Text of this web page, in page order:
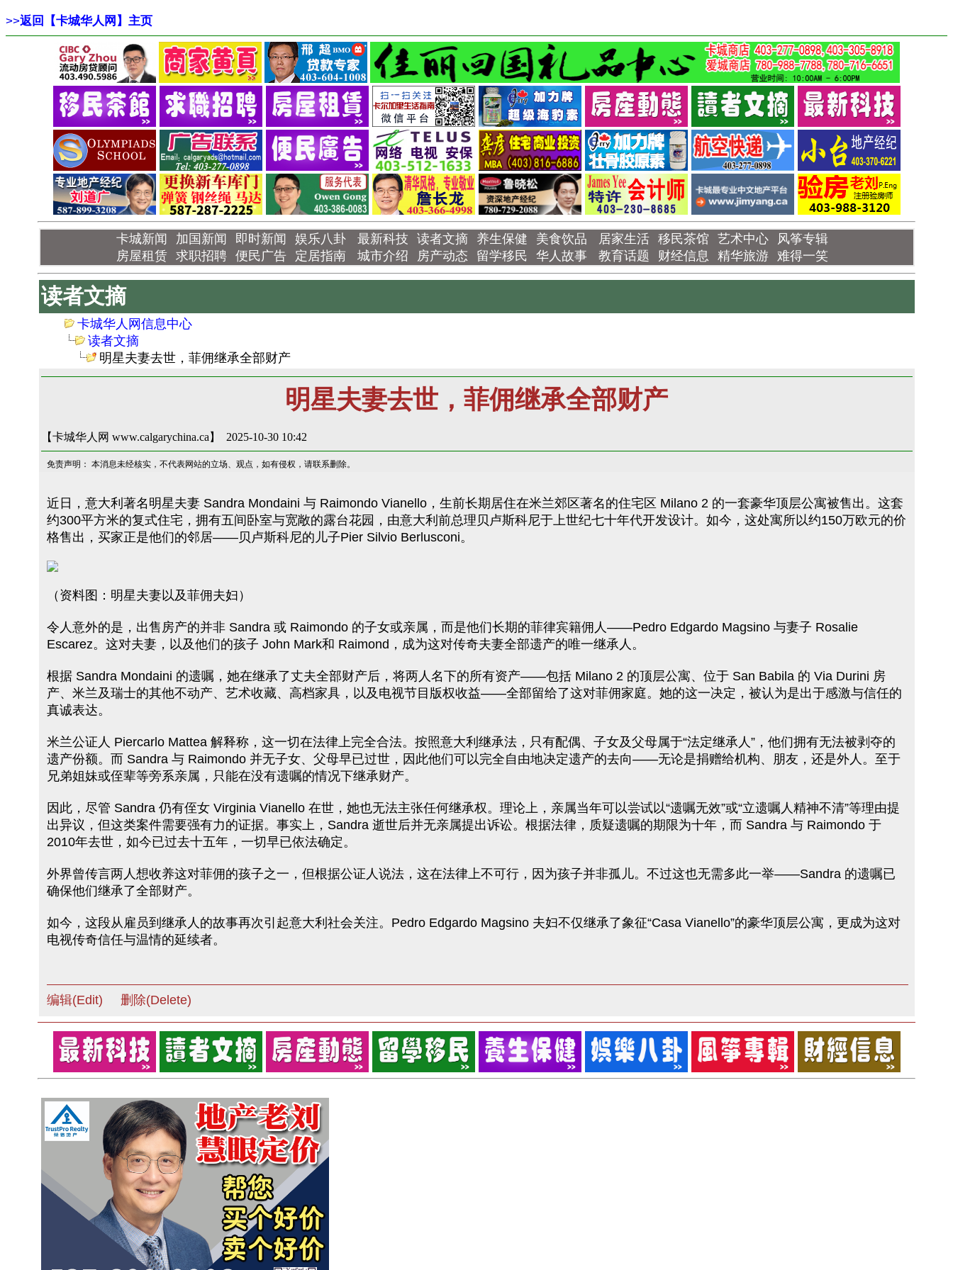
>>返回【卡城华人网】主页
卡城新闻 加国新闻 即时新闻 娱乐八卦 最新科技 读者文摘 养生保健 美食饮品 居家生活 移民茶馆 艺术中心
风筝专辑
房屋租赁 求职招聘 便民广告 定居指南 城市介绍 房产动态 留学移民 华人故事 教育话题 财经信息 精华旅游 难得一笑
读者文摘
卡城华人网信息中心
读者文摘
明星夫妻去世，菲佣继承全部财产
明星夫妻去世，菲佣继承全部财产
【卡城华人网 www.calgarychina.ca】 2025-10-30 10:42
免责声明： 本消息未经核实，不代表网站的立场、观点，如有侵权，请联系删除。
近日，意大利著名明星夫妻 Sandra Mondaini 与 Raimondo Vianello，生前长期居住在米兰郊区著名的住宅区 Milano 2 的一套豪华顶层公寓被售出。这套
约300平方米的复式住宅，拥有五间卧室与宽敞的露台花园，由意大利前总理贝卢斯科尼于上世纪七十年代开发设计。如今，这处寓所以约150万欧元的价
格售出，买家正是他们的邻居——贝卢斯科尼的儿子Pier Silvio Berlusconi。
（资料图：明星夫妻以及菲佣夫妇）
令人意外的是，出售房产的并非 Sandra 或 Raimondo 的子女或亲属，而是他们长期的菲律宾籍佣人——Pedro Edgardo Magsino 与妻子 Rosalie
Escarez。这对夫妻，以及他们的孩子 John Mark和 Raimond，成为这对传奇夫妻全部遗产的唯一继承人。
根据 Sandra Mondaini 的遗嘱，她在继承了丈夫全部财产后，将两人名下的所有资产——包括 Milano 2 的顶层公寓、位于 San Babila 的 Via Durini 房
产、米兰及瑞士的其他不动产、艺术收藏、高档家具，以及电视节目版权收益——全部留给了这对菲佣家庭。她的这一决定，被认为是出于感激与信任的
真诚表达。
米兰公证人 Piercarlo Mattea 解释称，这一切在法律上完全合法。按照意大利继承法，只有配偶、子女及父母属于“法定继承人”，他们拥有无法被剥夺的
遗产份额。而 Sandra 与 Raimondo 并无子女、父母早已过世，因此他们可以完全自由地决定遗产的去向——无论是捐赠给机构、朋友，还是外人。至于
兄弟姐妹或侄辈等旁系亲属，只能在没有遗嘱的情况下继承财产。
因此，尽管 Sandra 仍有侄女 Virginia Vianello 在世，她也无法主张任何继承权。理论上，亲属当年可以尝试以“遗嘱无效”或“立遗嘱人精神不清”等理由提
出异议，但这类案件需要强有力的证据。事实上，Sandra 逝世后并无亲属提出诉讼。根据法律，质疑遗嘱的期限为十年，而 Sandra 与 Raimondo 于
2010年去世，如今已过去十五年，一切早已依法确定。
外界曾传言两人想收养这对菲佣的孩子之一，但根据公证人说法，这在法律上不可行，因为孩子并非孤儿。不过这也无需多此一举——Sandra 的遗嘱已
确保他们继承了全部财产。
如今，这段从雇员到继承人的故事再次引起意大利社会关注。Pedro Edgardo Magsino 夫妇不仅继承了象征“Casa Vianello”的豪华顶层公寓，更成为这对
电视传奇信任与温情的延续者。
编辑(Edit) 删除(Delete)